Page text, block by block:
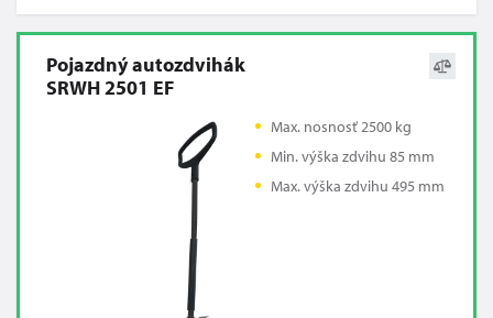
Pojazdný autozdvihák
SRWH 2501 EF
Max. nosnosť 2500 kg
Min. výška zdvihu 85 mm
Max. výška zdvihu 495 mm